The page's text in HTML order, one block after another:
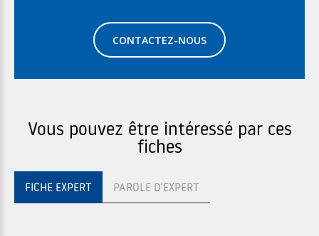
CONTACTEZ-NOUS
Vous pouvez être intéressé par ces
fiches
FICHE EXPERT PAROLE D'EXPERT